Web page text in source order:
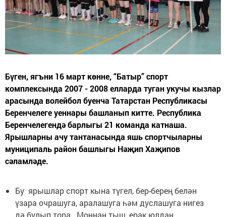
Бүген, ягъни 16 март көнне, “Батыр” спорт
комплексында 2007 - 2008 елларда туган укучы кызлар
арасында волейбол буенча Татарстан Республикасы
Беренчелеге уеннары башланып китте. Республика
Беренчелегендә барлыгы 21 команда катнаша.
Ярышларны ачу тантанасында яшь спортчыларны
муниципаль район башлыгы Нәҗип Хаҗипов
сәламләде.
Бу ярышлар спорт кына түгел, бер-берең белән
үзара очрашуга, аралашуга һәм дуслашуга нигез
дә булып тора. Моннан тыш, ерак юлдан